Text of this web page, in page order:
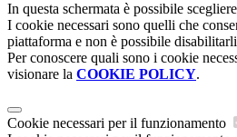
In questa schermata è possibile
I cookie necessari sono quelli che
piattaforma e non è possibile
Per conoscere quali sono i cookie
visionare la COOKIE POLICY.
Cookie necessari per il funzionamento